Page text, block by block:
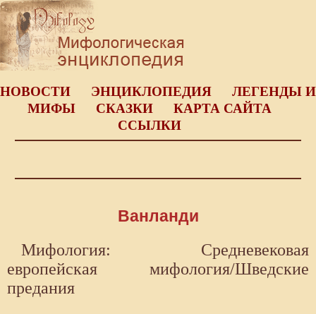
НОВОСТИ ЭНЦИКЛОПЕДИЯ
ЛЕГЕНДЫ И
МИФЫ
СКАЗКИ
КАРТА САЙТА
ССЫЛКИ
Ванланди
Мифология: Средневековая
европейская мифология/Шведские
предания